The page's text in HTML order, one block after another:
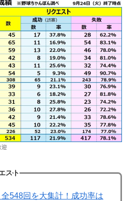
迎
スト
548回を大集計！成功率は